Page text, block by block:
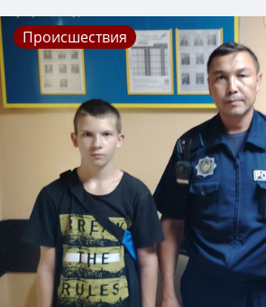
Происшествия